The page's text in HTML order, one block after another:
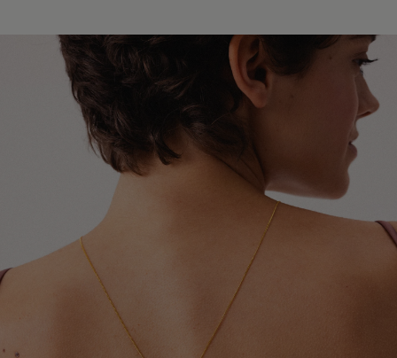
Global Express (Poczta Polska). Szacowany czas
doręczenia wynosi od 3 do 20 dni roboczych.
Szczegółowe informacje dotyczące dostępnych krajów,
metod wysyłki oraz orientacyjnych terminów dostawy
znajdziesz w tabeli.
Dokładamy wszelkich starań, aby Twoje zamówienie
dotarło bezpiecznie i jak najszybciej - niezależnie od
tego, czy podróżuje kilka ulic dalej, czy na drugi koniec
W przypadku zamówień wysyłanych do Wielkiej Brytanii i
Irlandii Północnej mogą obowiązywać dodatkowe opłaty
celne, podatki lub opłaty importowe naliczane przez
lokalne organy celne. Ewentualne koszty tego typu
ponosi odbiorca przesyłki.
zakładać ją jako ostatni element stylizacji.
Chroń biżuterię przed kontaktem z detergentami,
środkami czystości oraz preparatami leczniczymi
stosowanymi na skórę, które mogą wpływać na trwałość
pozłocenia i wygląd metalu.
Zdejmuj biżuterię przed kąpielą, snem, uprawianiem
sportu oraz wykonywaniem prac domowych. Pozwoli to
ograniczyć ryzyko uszkodzeń, odkształceń i utraty
Aby odświeżyć biżuterię i przywrócić jej blask, delikatnie
przecieraj ją miękką ściereczką jubilerską. Pamiętaj, że
pozłocenie jest naturalną powłoką użytkową, która z
czasem może ulegać ścieraniu. Tempo tego procesu
zależy między innymi od sposobu użytkowania,
częstotliwości noszenia oraz indywidualnych właściwości